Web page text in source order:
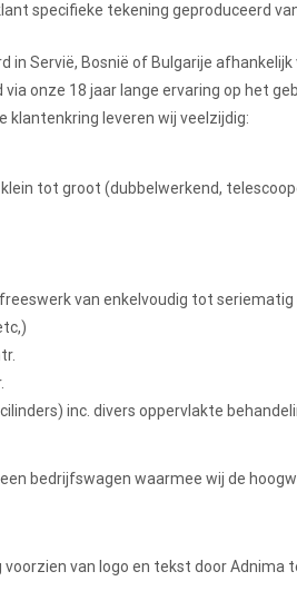
specifieke tekening geproduceerd
in Servië, Bosnië of Bulgarije
onze 18 jaar lange ervaring op het
klantenkring leveren wij veelzijdig:
klein tot groot (dubbelwerkend,
van enkelvoudig tot
inc. divers oppervlakte
bedrijfswagen waarmee wij de
van logo en tekst door Adnima